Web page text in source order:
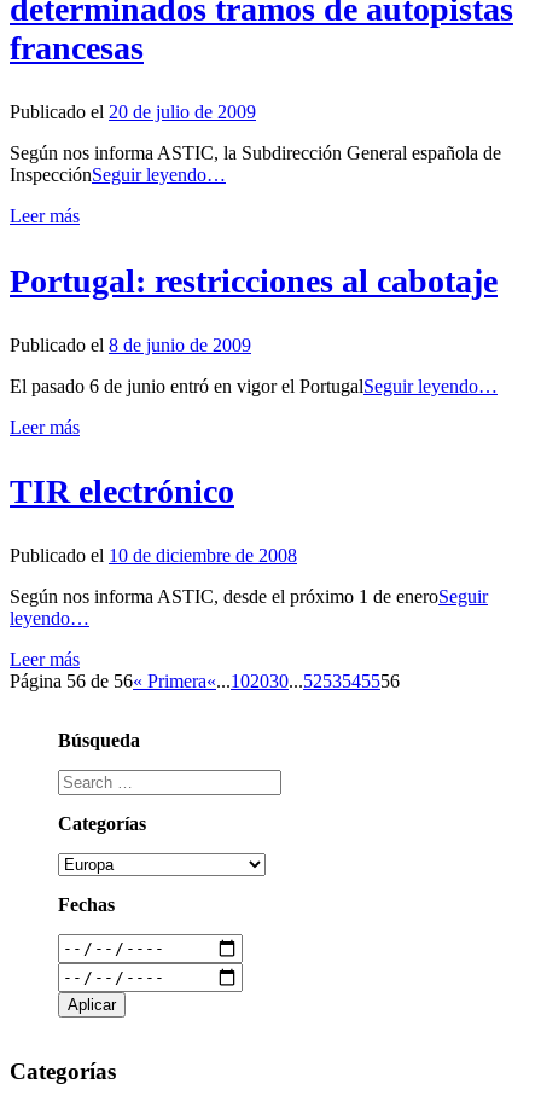
determinados tramos de autopistas
francesas
Publicado el 20 de julio de 2009
Según nos informa ASTIC, la Subdirección General española de
InspecciónSeguir leyendo…
Leer más
Portugal: restricciones al cabotaje
Publicado el 8 de junio de 2009
El pasado 6 de junio entró en vigor el PortugalSeguir leyendo…
Leer más
TIR electrónico
Publicado el 10 de diciembre de 2008
Según nos informa ASTIC, desde el próximo 1 de eneroSeguir
leyendo…
Leer más
Página 56 de 56« Primera«...102030...5253545556
Búsqueda
Categorías
Fechas
Categorías